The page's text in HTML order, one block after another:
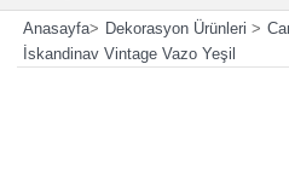
Anasayfa> Dekorasyon Ürünleri >
İskandinav Vintage Vazo Yeşil